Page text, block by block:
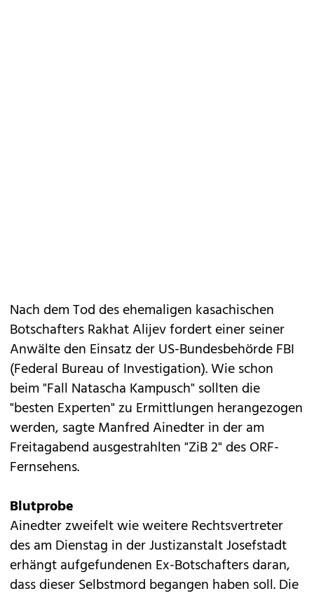
Nach dem Tod des ehemaligen kasachischen
Botschafters Rakhat Alijev fordert einer seiner
Anwälte den Einsatz der US-Bundesbehörde FBI
(Federal Bureau of Investigation). Wie schon
beim "Fall Natascha Kampusch" sollten die
"besten Experten" zu Ermittlungen herangezogen
werden, sagte Manfred Ainedter in der am
Freitagabend ausgestrahlten "ZiB 2" des ORF-
Fernsehens.
Blutprobe
Ainedter zweifelt wie weitere Rechtsvertreter
des am Dienstag in der Justizanstalt Josefstadt
erhängt aufgefundenen Ex-Botschafters daran,
dass dieser Selbstmord begangen haben soll. Die